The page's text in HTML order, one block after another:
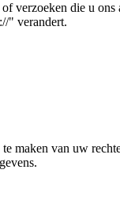
verzoeken die u ons
" verandert.
maken van uw